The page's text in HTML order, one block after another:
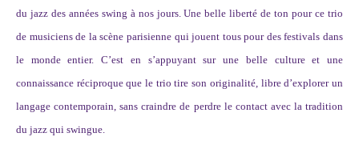
du jazz des années swing à nos jours. Une belle liberté de ton pour ce trio
de musiciens de la scène parisienne qui jouent tous pour des festivals dans
le monde entier.C’est en s’appuyant sur une belle culture et une
connaissance réciproque que le trio tire son originalité, libre d’explorer un
langage contemporain, sans craindre de perdre le contact avec la tradition
du jazz qui swingue.